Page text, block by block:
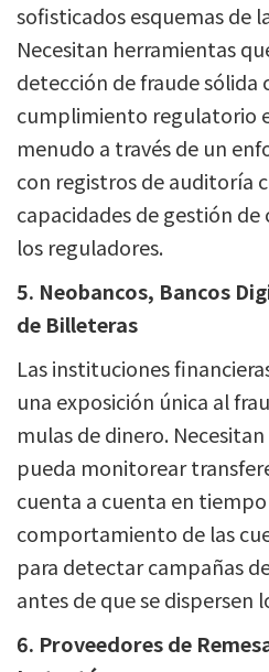
sofisticados esquemas de
Necesitan herramientas
detección de fraude sólida
cumplimiento regulatorio
menudo a través de un
con registros de auditoría
capacidades de gestión de
los reguladores.
5. Neobancos, Bancos
de Billeteras
Las instituciones
una exposición única al
mulas de dinero.
pueda monitorear
cuenta a cuenta en
comportamiento de las
para detectar campañas
antes de que se dispersen
6. Proveedores de